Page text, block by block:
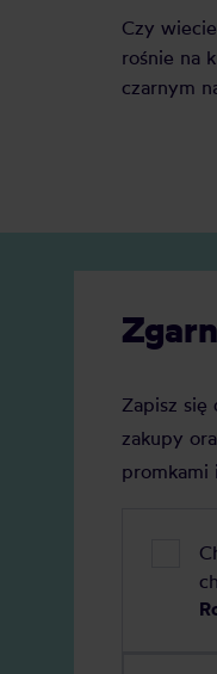
Czy
rośnie na
czarnym
otacza
dwa
Zapisz
zakupy
promkami